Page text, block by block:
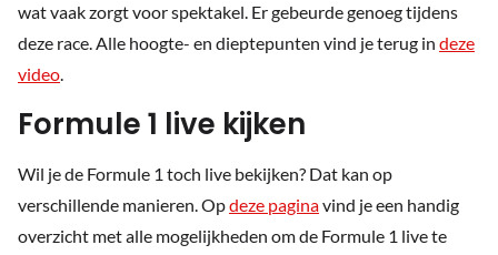
wat vaak zorgt voor spektakel. Er gebeurde genoeg tijdens
deze race. Alle hoogte- en dieptepunten vind je terug in deze
video.
Formule 1 live kijken
Wil je de Formule 1 toch live bekijken? Dat kan op
verschillende manieren. Opdeze paginavind je een handig
overzicht met alle mogelijkheden om de Formule 1 live te